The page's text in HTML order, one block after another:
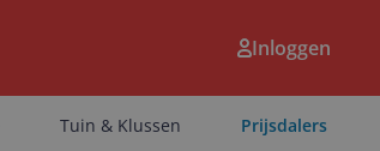
Inloggen
Tuin & Klussen Prijsdalers